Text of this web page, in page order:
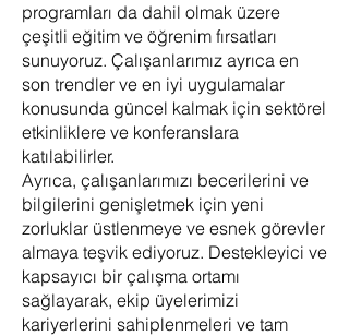
programları da dahil olmak üzere
çeşitli eğitim ve öğrenim fırsatları
sunuyoruz. Çalışanlarımız ayrıca en
son trendler ve en iyi uygulamalar
konusunda güncel kalmak için sektörel
etkinliklere ve konferanslara
katılabilirler.
Ayrıca, çalışanlarımızı becerilerini ve
bilgilerini genişletmek için yeni
zorluklar üstlenmeye ve esnek görevler
almaya teşvik ediyoruz. Destekleyici ve
kapsayıcı bir çalışma ortamı
sağlayarak, ekip üyelerimizi
kariyerlerini sahiplenmeleri ve tam